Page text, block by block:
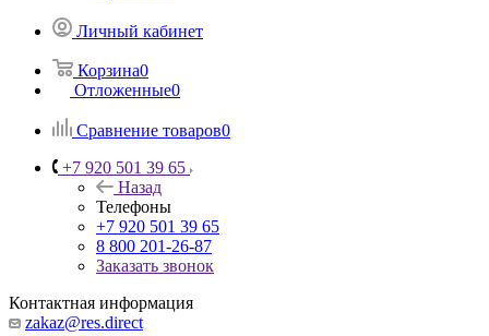
Личный кабинет
Корзина0
Отложенные0
Сравнение товаров0
+7 920 501 39 65
Назад
Телефоны
+7 920 501 39 65
8 800 201-26-87
Заказать звонок
Контактная информация
zakaz@res.direct